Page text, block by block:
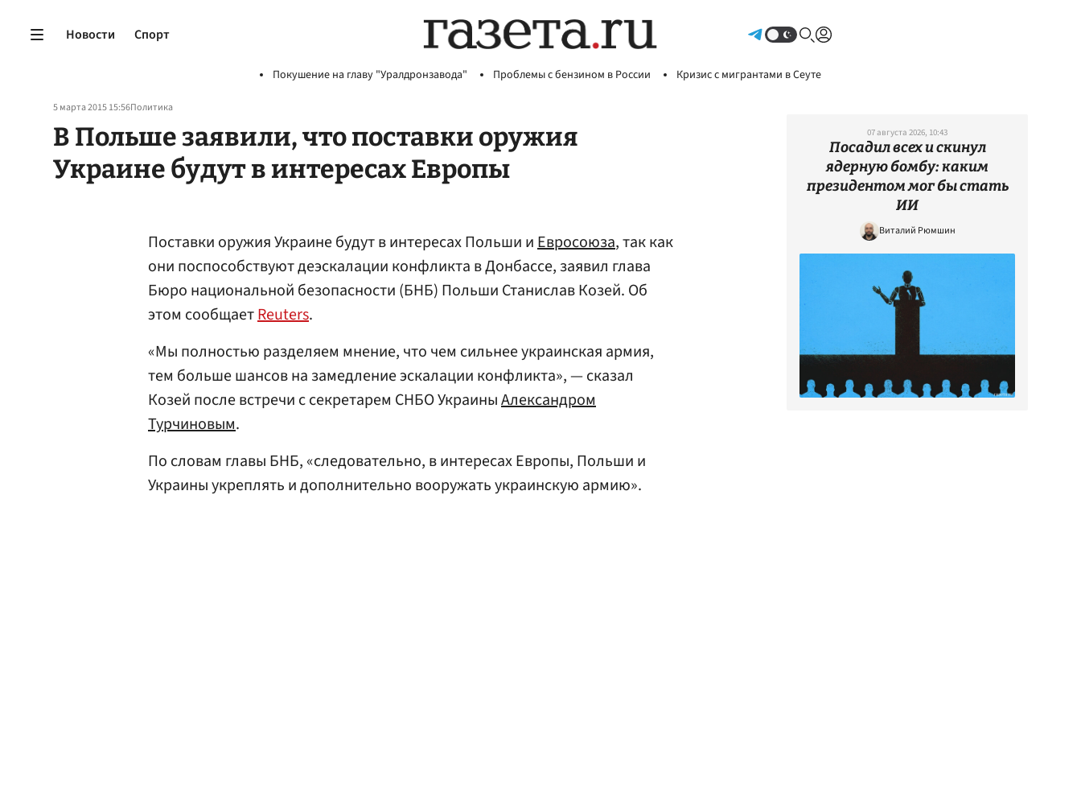
Новости Спорт
Покушение на главу "Уралдронзавода" Проблемы с бензином в России Кризис с мигрантами в Сеуте
5 марта 2015 15:56Политика
В Польше заявили, что поставки оружия
Украине будут в интересах Европы
Поставки оружия Украине будут в интересах Польши иЕвросоюза, так как
они поспособствуют деэскалации конфликта в Донбассе, заявил глава
Бюро национальной безопасности (БНБ) Польши Станислав Козей. Об
этом сообщаетReuters.
«Мы полностью разделяем мнение, что чем сильнее украинская армия,
тем больше шансов на замедление эскалации конфликта», — сказал
Козей после встречи с секретарем СНБО УкраиныАлександром
Турчиновым.
По словам главы БНБ, «следовательно, в интересах Европы, Польши и
Украины укреплять и дополнительно вооружать украинскую армию».
07 августа 2026, 10:43
Посадил всех и скинул
ядерную бомбу: каким
президентом мог бы стать
ИИ
Виталий Рюмшин